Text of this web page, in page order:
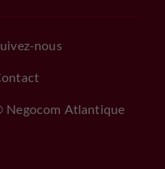
nous
Negocom Atlantique